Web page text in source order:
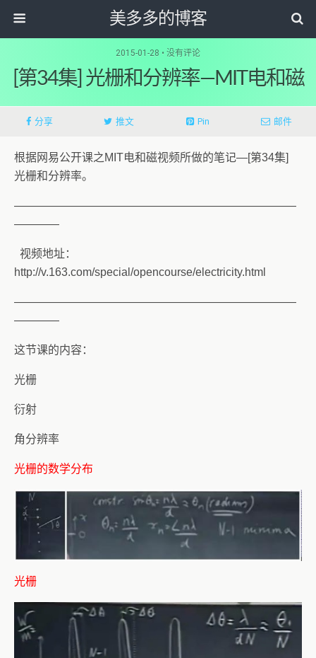
美多多的博客
2015-01-28 • 没有评论
[第34集] 光栅和分辨率—MIT电和磁
分享 推文 Pin 邮件
根据网易公开课之MIT电和磁视频所做的笔记—[第34集]
光栅和分辨率。
—————————————————————————
————
视频地址：
http://v.163.com/special/opencourse/electricity.html
—————————————————————————
————
这节课的内容：
光栅
衍射
角分辨率
光栅的数学分布
光栅